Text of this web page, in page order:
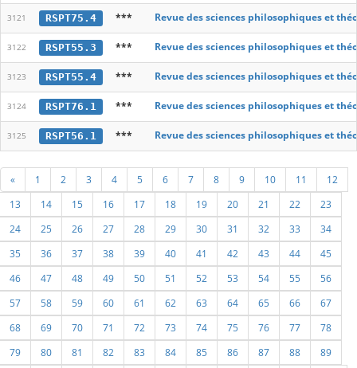
3121 RSPT75.4 *** Revue des sciences philosophiques et
3122 RSPT55.3 *** Revue des sciences philosophiques et
3123 RSPT55.4 *** Revue des sciences philosophiques et
3124 RSPT76.1 *** Revue des sciences philosophiques et
3125 RSPT56.1 *** Revue des sciences philosophiques et
« 1 2 3 4 5 6 7 8 9 10 11
12
13
14 15 16 17 18 19 20 21 22
23
24
25 26 27 28 29 30 31 32 33
34
35
36 37 38 39 40 41 42 43 44
45
46
47 48 49 50 51 52 53 54 55
56
57
58 59 60 61 62 63 64 65 66
67
68
69 70 71 72 73 74 75 76 77
78
79
80 81 82 83 84 85 86 87 88 89